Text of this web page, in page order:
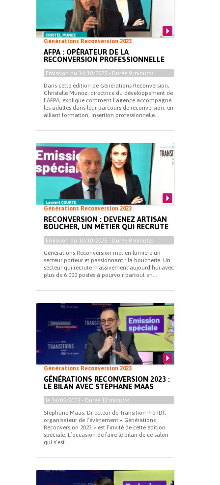
Générations Reconversion 2023
AFPA : OPÉRATEUR DE LA
RECONVERSION PROFESSIONNELLE
Emission du 14/10/2025 - Durée 9 minutes
Dans cette édition de Générations Reconversion,
Christelle Munoz, directrice du développement de
l’AFPA, explique comment l’agence accompagne
les adultes dans leur parcours de reconversion, en
alliant formation, insertion professionnelle...
Générations Reconversion 2023
RECONVERSION : DEVENEZ ARTISAN
BOUCHER, UN MÉTIER QUI RECRUTE
Emission du 10/10/2025 - Durée 8 minutes
Générations Reconversion met en lumière un
secteur porteur et passionnant : la boucherie. Un
secteur qui recrute massivement aujourd’hui avec
plus de 6 000 postes à pourvoir partout en...
Générations Reconversion 2023
GÉNÉRATIONS RECONVERSION 2023 :
LE BILAN AVEC STÉPHANE MAAS
le 14/05/2023 - Durée 12 minutes
Stéphane Maas, Directeur de Transition Pro IDF,
organisateur de l’évènement « Générations
Reconversion 2023 » est l’invité de cette édition
spéciale. L’occasion de faire le bilan de ce salon
qui s’est...